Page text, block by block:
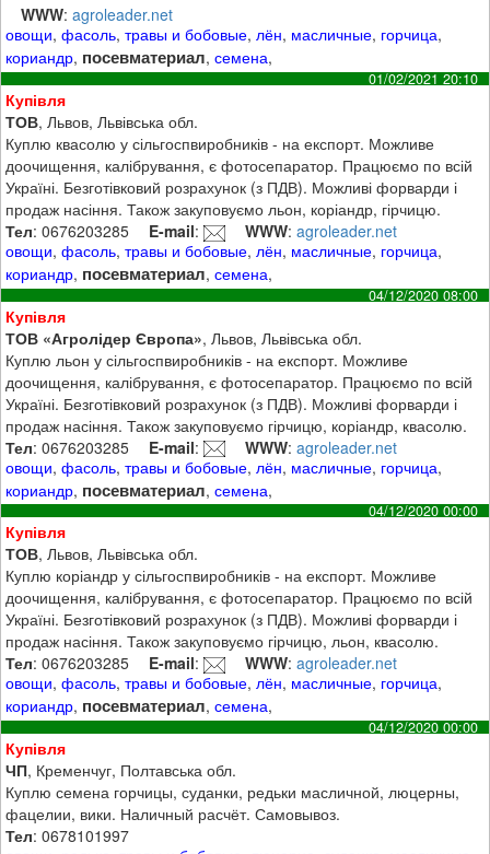
WWW:agroleader.net
овощи,фасоль,травы и бобовые,лён, масличные, горчица,
кориандр, посевматериал,семена,
01/02/2021 20:10
Купівля
ТОВ, Львов, Львівська обл.
Куплю квасолю у сільгоспвиробників - на експорт. Можливе
доочищення, калібрування, є фотосепаратор. Працюємо по всій
Україні. Безготівковий розрахунок (з ПДВ). Можливі форварди і
продаж насіння. Також закуповуємо льон, коріандр, гірчицю.
Тел: 0676203285 E-mail: WWW:agroleader.net
овощи,фасоль,травы и бобовые, лён, масличные, горчица,
кориандр, посевматериал,семена,
04/12/2020 08:00
Купівля
ТОВ «Агролідер Європа», Львов, Львівська обл.
Куплю льон у сільгоспвиробників - на експорт. Можливе
доочищення, калібрування, є фотосепаратор. Працюємо по всій
Україні. Безготівковий розрахунок (з ПДВ). Можливі форварди і
продаж насіння. Також закуповуємо гірчицю, коріандр, квасолю.
Тел: 0676203285 E-mail: WWW:agroleader.net
овощи,фасоль,травы и бобовые, лён, масличные, горчица,
кориандр, посевматериал,семена,
04/12/2020 00:00
Купівля
ТОВ, Львов, Львівська обл.
Куплю коріандр у сільгоспвиробників - на експорт. Можливе
доочищення, калібрування, є фотосепаратор. Працюємо по всій
Україні. Безготівковий розрахунок (з ПДВ). Можливі форварди і
продаж насіння. Також закуповуємо гірчицю, льон, квасолю.
Тел: 0676203285 E-mail: WWW:agroleader.net
овощи,фасоль,травы и бобовые,лён, масличные, горчица,
кориандр, посевматериал,семена,
04/12/2020 00:00
Купівля
ЧП, Кременчуг, Полтавська обл.
Куплю семена горчицы, суданки, редьки масличной, люцерны,
фацелии, вики. Наличный расчёт. Самовывоз.
Тел: 0678101997